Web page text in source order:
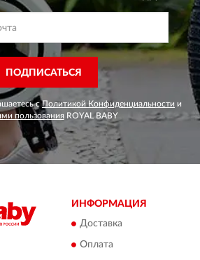
ПОДПИСАТЬСЯ
сПолитикой Конфиденциальности и
пользования ROYAL BABY
ИНФОРМАЦИЯ
Доставка
Оплата